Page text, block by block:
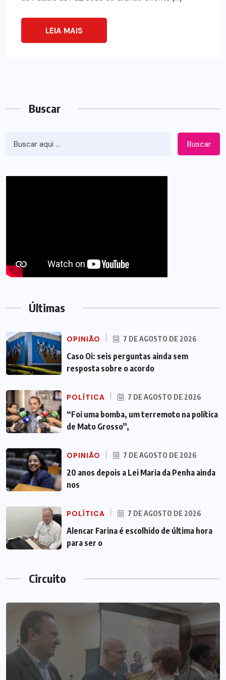
LEIA MAIS
Buscar
Buscar
Últimas
OPINIÃO 7 DE AGOSTO DE 2026
Caso Oi: seis perguntas ainda sem
resposta sobre o acordo
POLÍTICA 7 DE AGOSTO DE 2026
“Foi uma bomba, um terremoto na política
de Mato Grosso”,
OPINIÃO 7 DE AGOSTO DE 2026
20 anos depois a Lei Maria da Penha ainda
nos
POLÍTICA 7 DE AGOSTO DE 2026
Alencar Farina é escolhido de última hora
para ser o
Circuito